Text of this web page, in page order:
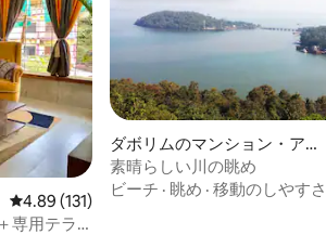
レビュー131件、5つ星中4.89つ星の平均評価
4.89 (131)
専用テラ
ダボリムのマンション・アパ
ート
素晴らしい川の眺め
ビーチ · 眺め · 移動のしやすさ